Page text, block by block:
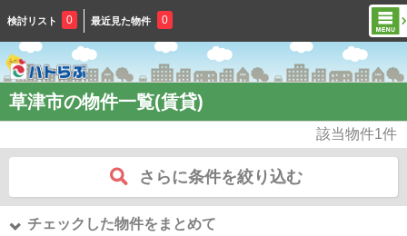
検討リスト 0 最近見た物件 0
草津市の物件一覧(賃貸)
該当物件1件
さらに条件を絞り込む
チェックした物件をまとめて